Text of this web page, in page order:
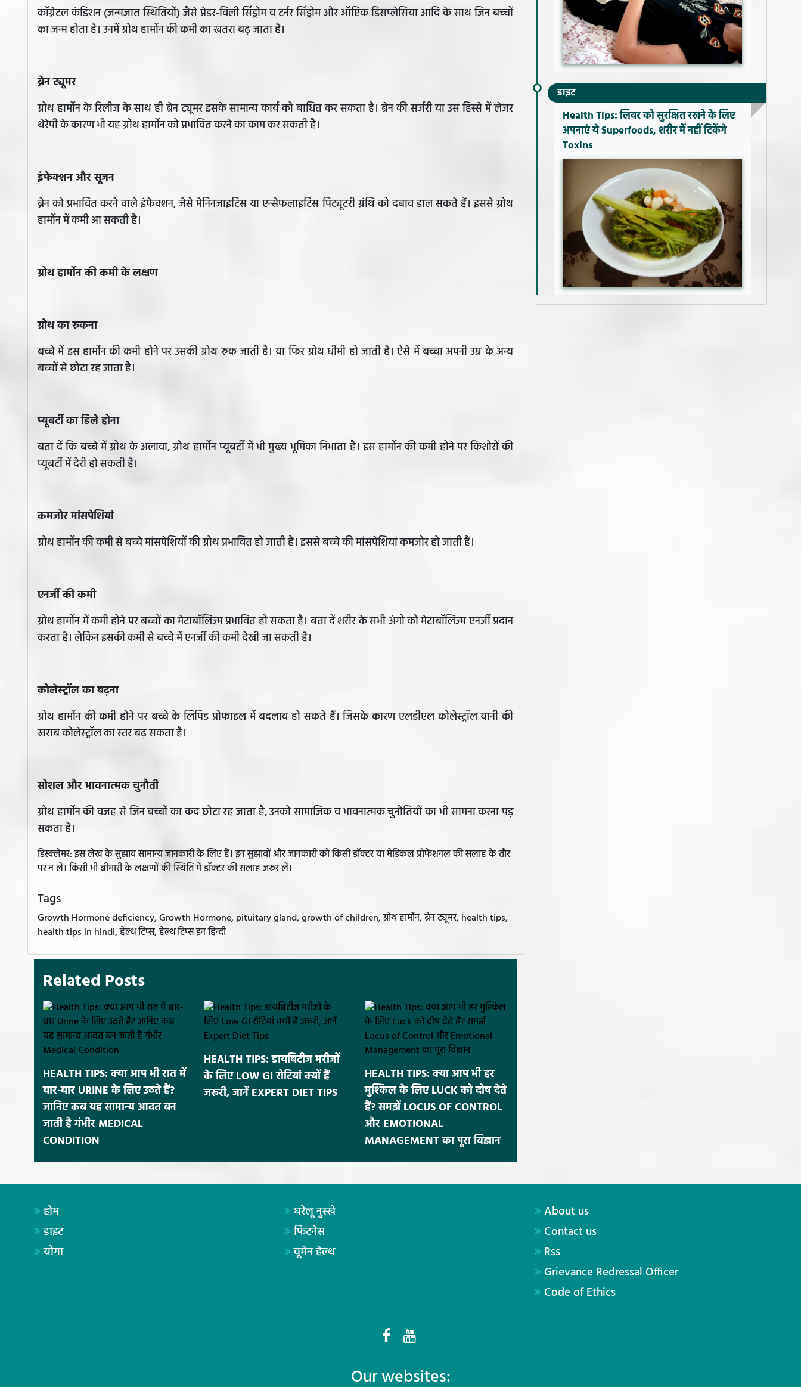
कॉग्नेटल कंडिशन (जन्मजात स्थितियों) जैसे प्रेडर-विली सिंड्रोम व टर्नर सिंड्रोम और ऑप्टिक डिसप्लेसिया आदि के साथ जिन बच्चों
का जन्म होता है। उनमें ग्रोथ हार्मोन की कमी का खतरा बढ़ जाता है।
ब्रेन ट्यूमर
ग्रोथ हार्मोन के रिलीज के साथ ही ब्रेन ट्यूमर इसके सामान्य कार्य को बाधित कर सकता है। ब्रेन की सर्जरी या उस हिस्से में लेजर
थेरेपी के कारण भी यह ग्रोथ हार्मोन को प्रभावित करने का काम कर सकती है।
इंफेक्शन और सूजन
ब्रेन को प्रभावित करने वाले इंफेक्शन, जैसे मेनिनजाइटिस या एन्सेफलाइटिस पिट्यूटरी ग्रंथि को दबाव डाल सकते हैं। इससे ग्रोथ
हार्मोन में कमी आ सकती है।
ग्रोथ हार्मोन की कमी के लक्षण
ग्रोथ का रुकना
बच्चे में इस हार्मोन की कमी होने पर उसकी ग्रोथ रुक जाती है। या फिर ग्रोथ धीमी हो जाती है। ऐसे में बच्चा अपनी उम्र के अन्य
बच्चों से छोटा रह जाता है।
प्यूबर्टी का डिले होना
बता दें कि बच्चे में ग्रोथ के अलावा, ग्रोथ हार्मोन प्यूबर्टी में भी मुख्य भूमिका निभाता है। इस हार्मोन की कमी होने पर किशोरों की
प्यूबर्टी में देरी हो सकती है।
कमजोर मांसपेशियां
ग्रोथ हार्मोन की कमी से बच्चे मांसपेशियों की ग्रोथ प्रभावित हो जाती है। इससे बच्चे की मांसपेशियां कमजोर हो जाती हैं।
एनर्जी की कमी
ग्रोथ हार्मोन में कमी होने पर बच्चों का मेटाबॉलिज्म प्रभावित हो सकता है। बता दें शरीर के सभी अंगो को मेटाबॉलिज्म एनर्जी प्रदान
करता है। लेकिन इसकी कमी से बच्चे में एनर्जी की कमी देखी जा सकती है।
कोलेस्ट्रॉल का बढ़ना
ग्रोथ हार्मोन की कमी होने पर बच्चे के लिपिड प्रोफाइल में बदलाव हो सकते हैं। जिसके कारण एलडीएल कोलेस्ट्रॉल यानी की
खराब कोलेस्ट्रॉल का स्तर बढ़ सकता है।
सोशल और भावनात्मक चुनौती
ग्रोथ हार्मोन की वजह से जिन बच्चों का कद छोटा रह जाता है, उनको सामाजिक व भावनात्मक चुनौतियों का भी सामना करना पड़
सकता है।
डिस्क्लेमर: इस लेख के सुझाव सामान्य जानकारी के लिए हैं। इन सुझावों और जानकारी को किसी डॉक्टर या मेडिकल प्रोफेशनल की सलाह के तौर
पर न लें। किसी भी बीमारी के लक्षणों की स्थिति में डॉक्टर की सलाह जरूर लें।
Tags
Growth Hormone deficiency, Growth Hormone, pituitary gland, growth of children, ग्रोथ हार्मोन, ब्रेन ट्यूमर, health tips,
health tips in hindi, हेल्थ टिप्स, हेल्थ टिप्स इन हिन्दी
Related Posts
HEALTH TIPS: क्या आप भी रात में
बार-बार URINE के लिए उठते हैं?
जानिए कब यह सामान्य आदत बन
जाती है गंभीर MEDICAL
CONDITION
HEALTH TIPS: डायबिटीज मरीजों
के लिए LOW GI रोटियां क्यों हैं
जरूरी, जानें EXPERT DIET TIPS
HEALTH TIPS: क्या आप भी हर
मुश्किल के लिए LUCK को दोष देते
हैं? समझें LOCUS OF CONTROL
और EMOTIONAL
MANAGEMENT का पूरा विज्ञान
डाइट
Health Tips: लिवर को सुरक्षित रखने के लिए
अपनाएं ये Superfoods, शरीर में नहीं टिकेंगे
Toxins
होम
डाइट
योगा
घरेलू नुस्खे
फिटनेस
वूमेन हेल्थ
About us
Contact us
Rss
Grievance Redressal Officer
Code of Ethics
Our websites: